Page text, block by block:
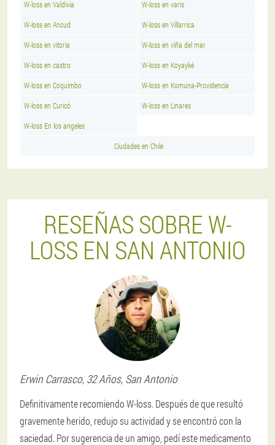
W-loss en Valdivia W-loss en varis
W-loss en Ancud W-loss en Villarrica
W-loss en vitoria W-loss en viña del mar
W-loss en castro W-loss en Koyayké
W-loss en Coquimbo W-loss en Komuna-Providencia
W-loss en Curicó W-loss en Linares
W-loss En los angeles
Ciudades en Chile
RESEÑAS SOBRE W-
LOSS EN SAN ANTONIO
Erwin Carrasco, 32 Años, San Antonio
Definitivamente recomiendo W-loss. Después de que resultó
gravemente herido, redujo su actividad y se encontró con la
saciedad. Por sugerencia de un amigo, pedí este medicamento